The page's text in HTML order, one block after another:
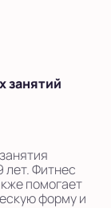
занятий
лет. Фитнес
помогает
форму и